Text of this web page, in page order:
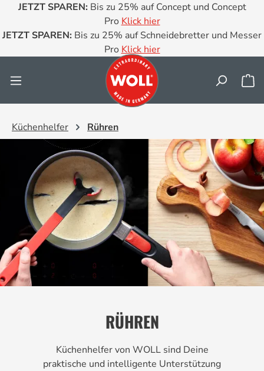
Zum Hauptinhalt springen
JETZT SPAREN: Bis zu 25% auf Concept und Concept
Pro Klick hier
JETZT SPAREN: Bis zu 25% auf Schneidebretter und Messer
Pro Klick hier
Küchenhelfer Rühren
RÜHREN
Küchenhelfer von WOLL sind Deine
praktische und intelligente Unterstützung